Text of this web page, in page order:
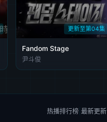
更新至第04集
Fandom Stage
尹斗俊
热播排行榜| 最新更新|